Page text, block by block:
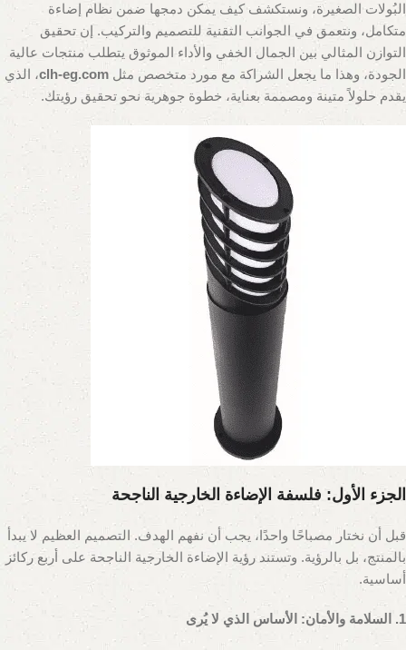
البُولات الصغيرة، ونستكشف كيف يمكن دمجها ضمن نظام إضاءة
متكامل، ونتعمق في الجوانب التقنية للتصميم والتركيب. إن تحقيق
التوازن المثالي بين الجمال الخفي والأداء الموثوق يتطلب منتجات عالية
الجودة، وهذا ما يجعل الشراكة مع مورد متخصص مثل clh-eg.com، الذي
يقدم حلولاً متينة ومصممة بعناية، خطوة جوهرية نحو تحقيق رؤيتك.
الجزء الأول: فلسفة الإضاءة الخارجية الناجحة
قبل أن نختار مصباحًا واحدًا، يجب أن نفهم الهدف. التصميم العظيم لا يبدأ
بالمنتج، بل بالرؤية. وتستند رؤية الإضاءة الخارجية الناجحة على أربع ركائز
أساسية.
1. السلامة والأمان: الأساس الذي لا يُرى